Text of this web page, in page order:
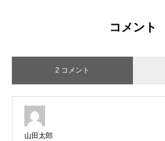
コメント
2 コメント
山田太郎